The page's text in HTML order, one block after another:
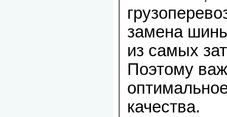
замена
из самых
Поэтому
качества.